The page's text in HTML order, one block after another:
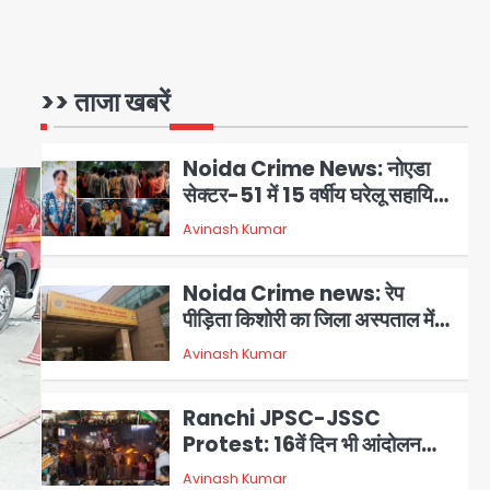
>> ताजा खबरें
2
3
Noida Crime news: रेप
पीड़िता किशोरी का जिला अस्पताल में
हुआ गर्भपात, उधर सेक्टर-49 में
महिला को मिली ब्लास्ट की धमकी
Avinash Kumar
4
Ranchi JPSC-JSSC
Protest: 16वें दिन भी आंदोलन
जारी, CBI जांच और 14th Exam
रद्द करने की मांग
Avinash Kumar
Milk price hike in
Maharashtra: महाराष्ट्र में 11
अगस्त से दूध के दाम 2 रुपये प्रति
Avinash Kumar